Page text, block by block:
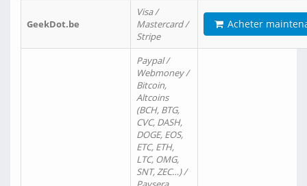
GeekDot.be
Visa /
Mastercard /
Stripe
Acheter
Paypal /
Webmoney /
Bitcoin,
Altcoins
(BCH, BTG,
CVC, DASH,
DOGE, EOS,
ETC, ETH,
LTC, OMG,
SNT, ZEC…) /